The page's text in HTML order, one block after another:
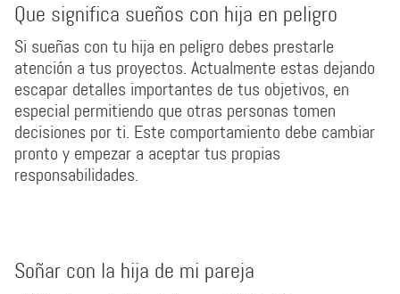
Que significa sueños con hija en peligro
Si sueñas con tu hija en peligro debes prestarle
atención a tus proyectos. Actualmente estas dejando
escapar detalles importantes de tus objetivos, en
especial permitiendo que otras personas tomen
decisiones por ti. Este comportamiento debe cambiar
pronto y empezar a aceptar tus propias
responsabilidades.
Soñar con la hija de mi pareja